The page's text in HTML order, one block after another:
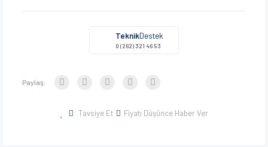
TeknikDestek
0 (262) 321 46 53
Paylaş:
Tavsiye Et Fiyatı Düşünce Haber Ver